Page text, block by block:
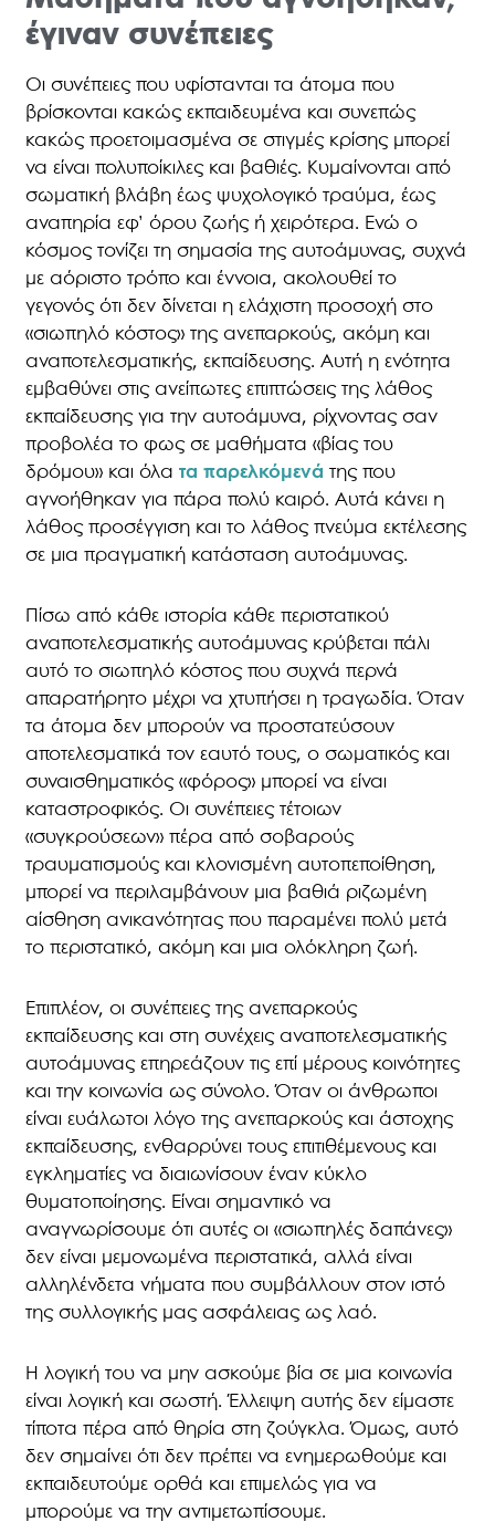
έγιναν συνέπειες
Οι συνέπειες που υφίστανται τα άτομα που
βρίσκονται κακώς εκπαιδευμένα και συνεπώς
κακώς προετοιμασμένα σε στιγμές κρίσης μπορεί
να είναι πολυποίκιλες και βαθιές. Κυμαίνονται από
σωματική βλάβη έως ψυχολογικό τραύμα, έως
αναπηρία εφ’ όρου ζωής ή χειρότερα. Ενώ ο
κόσμος τονίζει τη σημασία της αυτοάμυνας, συχνά
με αόριστο τρόπο και έννοια, ακολουθεί το
γεγονός ότι δεν δίνεται η ελάχιστη προσοχή στο
«σιωπηλό κόστος» της ανεπαρκούς, ακόμη και
αναποτελεσματικής, εκπαίδευσης. Αυτή η ενότητα
εμβαθύνει στις ανείπωτες επιπτώσεις της λάθος
εκπαίδευσης για την αυτοάμυνα, ρίχνοντας σαν
προβολέα το φως σε μαθήματα «βίας του
δρόμου» και όλατα παρελκόμενά της που
αγνοήθηκαν για πάρα πολύ καιρό. Αυτά κάνει η
λάθος προσέγγιση και το λάθος πνεύμα εκτέλεσης
σε μια πραγματική κατάσταση αυτοάμυνας.
Πίσω από κάθε ιστορία κάθε περιστατικού
αναποτελεσματικής αυτοάμυνας κρύβεται πάλι
αυτό το σιωπηλό κόστος που συχνά περνά
απαρατήρητο μέχρι να χτυπήσει η τραγωδία. Όταν
τα άτομα δεν μπορούν να προστατεύσουν
αποτελεσματικά τον εαυτό τους, ο σωματικός και
συναισθηματικός «φόρος» μπορεί να είναι
καταστροφικός. Οι συνέπειες τέτοιων
«συγκρούσεων» πέρα από σοβαρούς
τραυματισμούς και κλονισμένη αυτοπεποίθηση,
μπορεί να περιλαμβάνουν μια βαθιά ριζωμένη
αίσθηση ανικανότητας που παραμένει πολύ μετά
το περιστατικό, ακόμη και μια ολόκληρη ζωή.
Επιπλέον, οι συνέπειες της ανεπαρκούς
εκπαίδευσης και στη συνέχεις αναποτελεσματικής
αυτοάμυνας επηρεάζουν τις επί μέρους κοινότητες
και την κοινωνία ως σύνολο. Όταν οι άνθρωποι
είναι ευάλωτοι λόγο της ανεπαρκούς και άστοχης
εκπαίδευσης, ενθαρρύνει τους επιτιθέμενους και
εγκληματίες να διαιωνίσουν έναν κύκλο
θυματοποίησης. Είναι σημαντικό να
αναγνωρίσουμε ότι αυτές οι «σιωπηλές δαπάνες»
δεν είναι μεμονωμένα περιστατικά, αλλά είναι
αλληλένδετα νήματα που συμβάλλουν στον ιστό
της συλλογικής μας ασφάλειας ως λαό.
Η λογική του να μην ασκούμε βία σε μια κοινωνία
είναι λογική και σωστή. Έλλειψη αυτής δεν είμαστε
τίποτα πέρα από θηρία στη ζούγκλα. Όμως, αυτό
δεν σημαίνει ότι δεν πρέπει να ενημερωθούμε και
εκπαιδευτούμε ορθά και επιμελώς για να
μπορούμε να την αντιμετωπίσουμε.